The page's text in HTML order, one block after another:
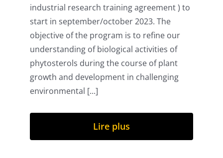
Publications
industrial research training agreement ) to
start in september/october 2023. The
objective of the program is to refine our
understanding of biological activities of
phytosterols during the course of plant
growth and development in challenging
environmental [...]
Lire plus